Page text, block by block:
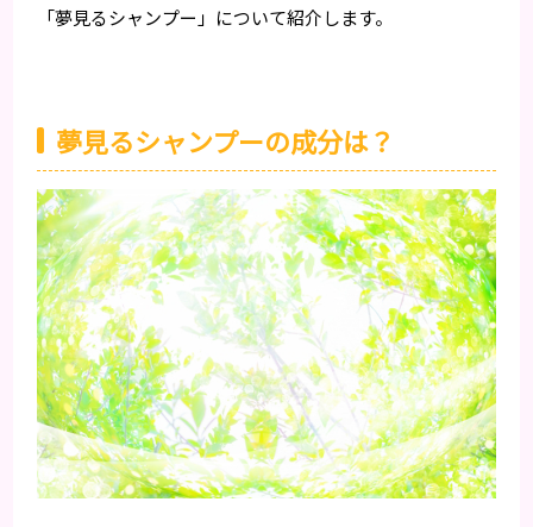
「夢見るシャンプー」について紹介します。
夢見るシャンプーの成分は？